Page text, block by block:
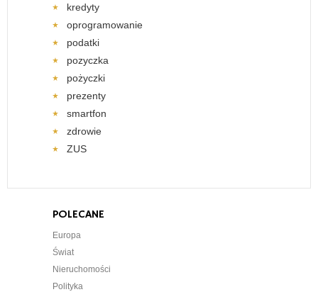
kredyty
oprogramowanie
podatki
pozyczka
pożyczki
prezenty
smartfon
zdrowie
ZUS
POLECANE
Europa
Świat
Nieruchomości
Polityka